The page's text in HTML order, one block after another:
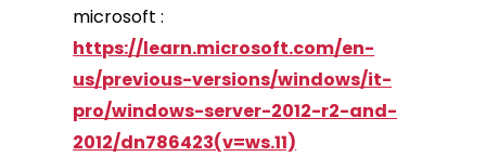
microsoft :
https://learn.microsoft.com/en-
us/previous-versions/windows/it-
pro/windows-server-2012-r2-and-
2012/dn786423(v=ws.11)